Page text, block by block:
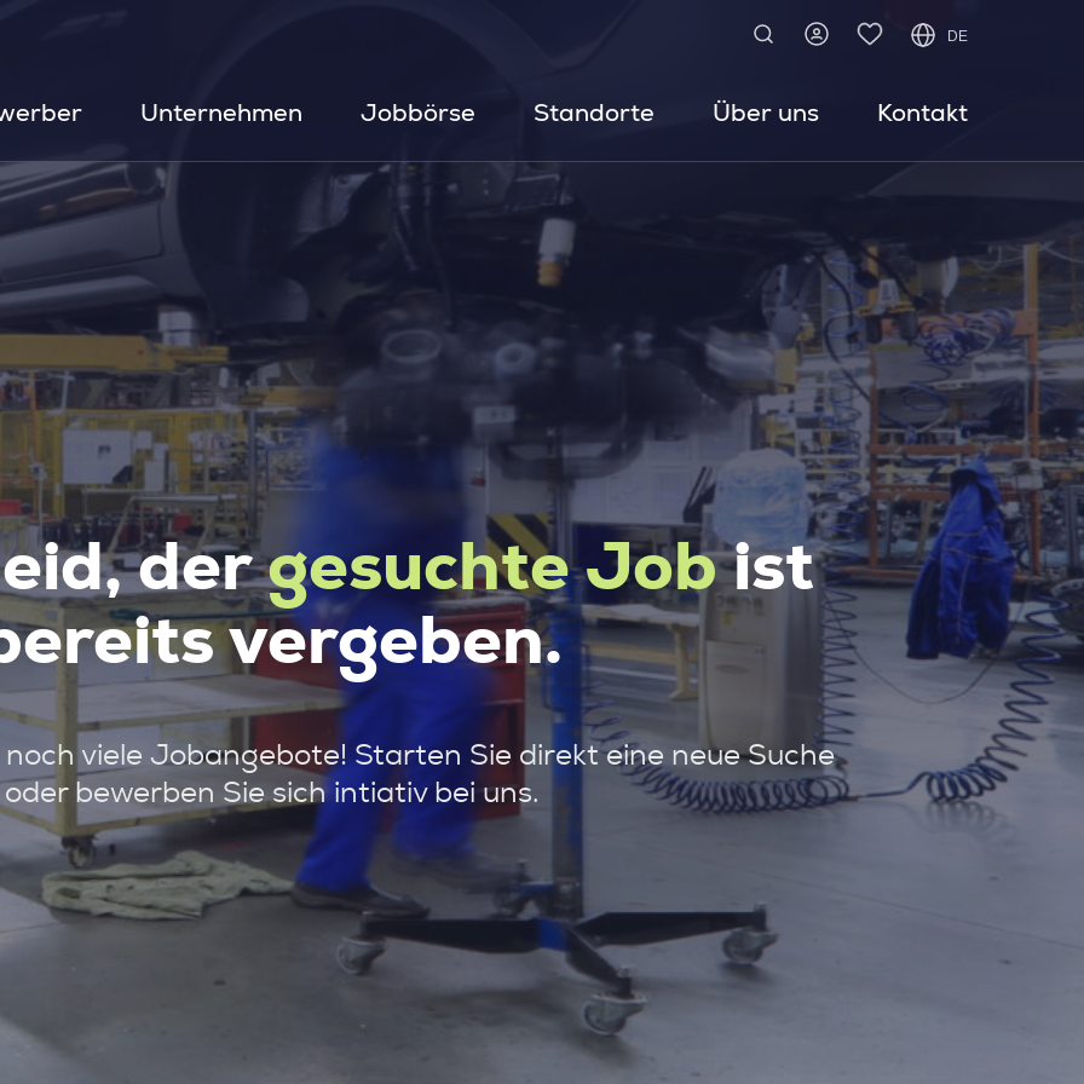
DE
Unternehmen Jobbörse Standorte Über uns Kontakt
dergesuchte Jobist
vergeben.
viele Jobangebote! Starten Sie direkt eine neue Suche
oder bewerben Sie sich intiativ bei uns.